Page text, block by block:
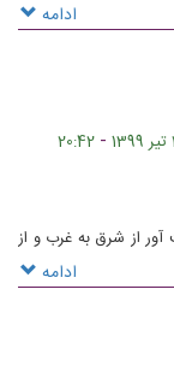
ادامه
-
20:42
از شرق به غرب و از
ادامه